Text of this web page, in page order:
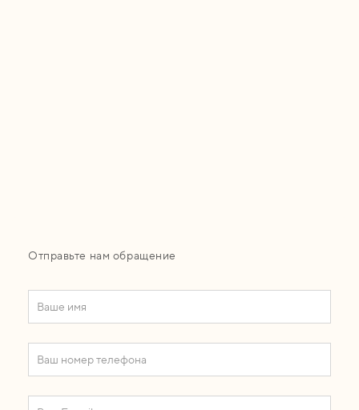
Отправьте нам обращение